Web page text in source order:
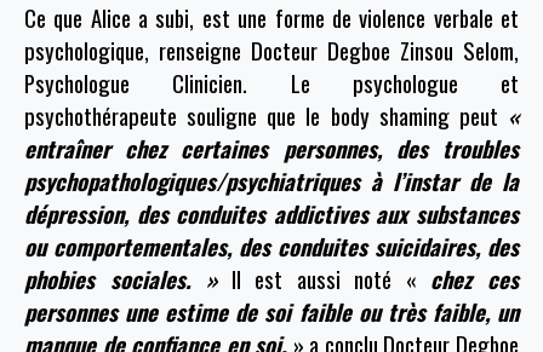
Ce que Alice a subi, est une forme de violence verbale et
psychologique, renseigne Docteur Degboe Zinsou Selom,
Psychologue Clinicien. Le psychologue et
psychothérapeute souligne que le body shaming peut «
entraîner chez certaines personnes, des troubles
psychopathologiques/psychiatriques à l’instar de la
dépression, des conduites addictives aux substances
ou comportementales, des conduites suicidaires, des
phobies sociales. »Il est aussi noté « chez ces
personnes une estime de soi faible ou très faible, un
manque de confiance en soi. » a conclu Docteur Degboe